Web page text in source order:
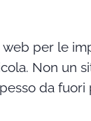
web per le
Non un
da fuori